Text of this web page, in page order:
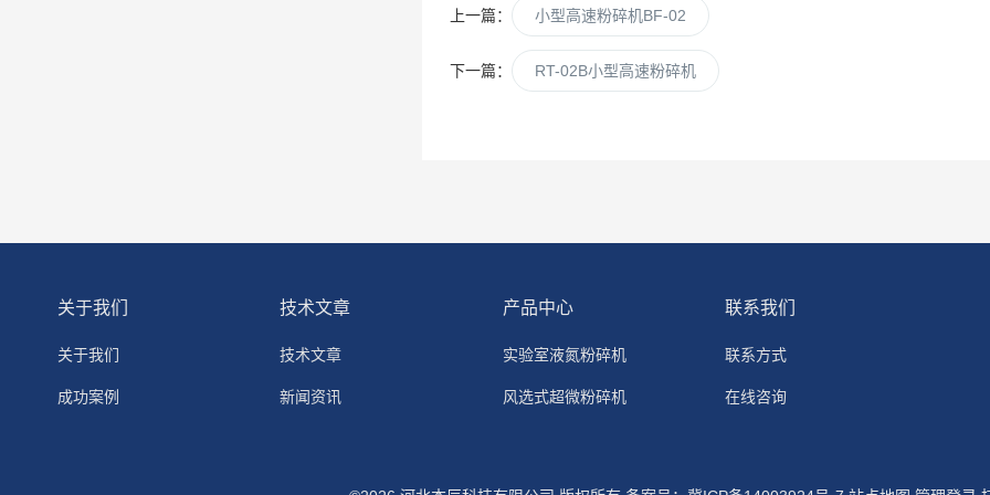
上一篇： 小型高速粉碎机BF-02
下一篇： RT-02B小型高速粉碎机
关于我们
关于我们
成功案例
技术文章
技术文章
新闻资讯
产品中心
实验室液氮粉碎机
风选式超微粉碎机
联系我们
联系方式
在线咨询